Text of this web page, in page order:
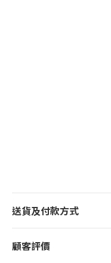
送貨及付款方式
顧客評價